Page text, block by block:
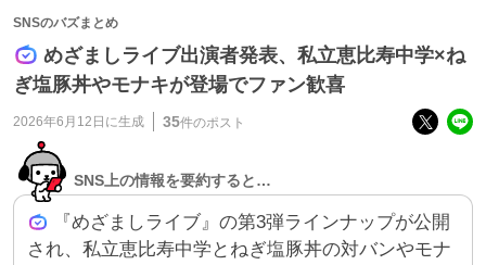
SNSのバズまとめ
めざましライブ出演者発表、私立恵比寿中学×ね
ぎ塩豚丼やモナキが登場でファン歓喜
2026年6月12日 に生成 35件のポスト
SNS上の情報を要約すると…
『めざましライブ』の第3弾ラインナップが公開
され、私立恵比寿中学とねぎ塩豚丼の対バンやモナ